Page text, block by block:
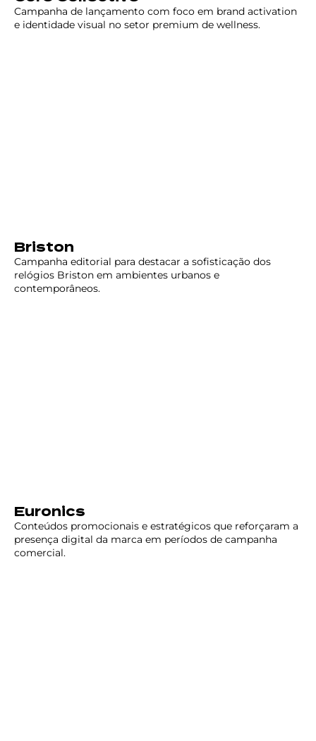
Campanha de lançamento com foco em brand activation
e identidade visual no setor premium de wellness.
Briston
Campanha editorial para destacar a sofisticação dos
relógios Briston em ambientes urbanos e
contemporâneos.
Euronics
Conteúdos promocionais e estratégicos que reforçaram a
presença digital da marca em períodos de campanha
comercial.